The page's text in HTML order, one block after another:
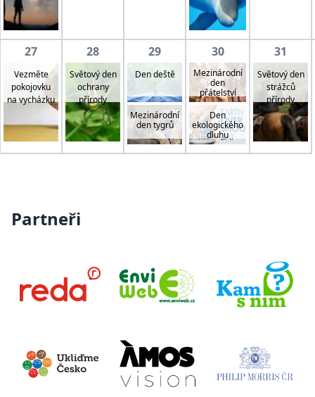
27
Vezměte
pokojovku
na vycházku
28
Světový den
ochrany
přírody
29
Den deště
Mezinárodní
den tygrů
30
Mezinárodní
den
přátelství
Den
ekologického
dluhu
31
Světový den
strážců
přírody
Partneři